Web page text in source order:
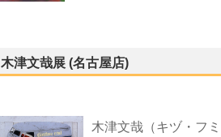
木津文哉展 (名古屋店)
木津文哉（キヅ・フ